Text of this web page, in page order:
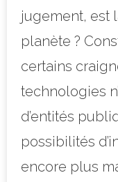
jugement, est
planète ?
certains
technologies
d’entités
possibilités
encore plus